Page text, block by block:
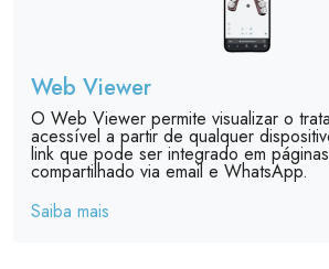
Web Viewer
O Web Viewer permite visualizar o
acessível a partir de qualquer
link que pode ser integrado em
compartilhado via email e WhatsApp.
Saiba mais